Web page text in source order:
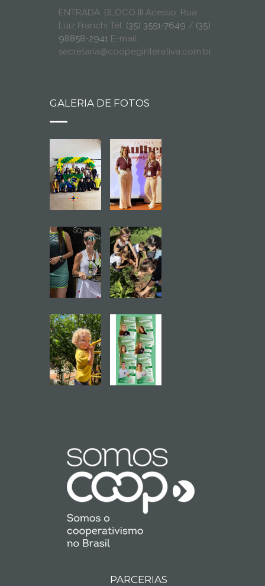
ENTRADA: BLOCO III Acesso: Rua
Luiz Franchi Tel: (35) 3551-7649 / (35)
98858-2941 E-mail:
secretaria@coopeginterativa.com.br
GALERIA DE FOTOS
PARCERIAS